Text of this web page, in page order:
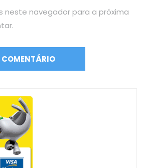
neste navegador para a próxima